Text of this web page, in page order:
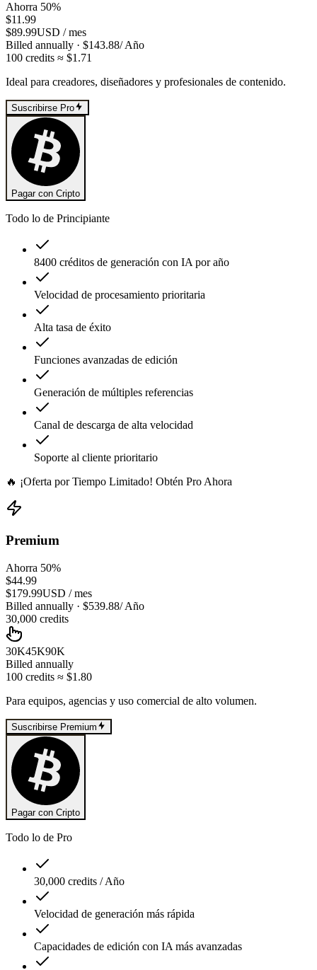
Ahorra 50%
$11.99
$89.99USD /mes
Billed annually · $143.88/Año
100 credits ≈ $1.71
Ideal para creadores, diseñadores y profesionales de contenido.
Suscribirse Pro
Pagar con Cripto
Todo lo de Principiante
8400 créditos de generación con IA por año
Velocidad de procesamiento prioritaria
Alta tasa de éxito
Funciones avanzadas de edición
Generación de múltiples referencias
Canal de descarga de alta velocidad
Soporte al cliente prioritario
🔥 ¡Oferta por Tiempo Limitado! Obtén Pro Ahora
Premium
Ahorra 50%
$44.99
$179.99USD /mes
Billed annually · $539.88/Año
30,000 credits
30K45K90K
Billed annually
100 credits ≈ $1.80
Para equipos, agencias y uso comercial de alto volumen.
Suscribirse Premium
Pagar con Cripto
Todo lo de Pro
30,000 credits / Año
Velocidad de generación más rápida
Capacidades de edición con IA más avanzadas